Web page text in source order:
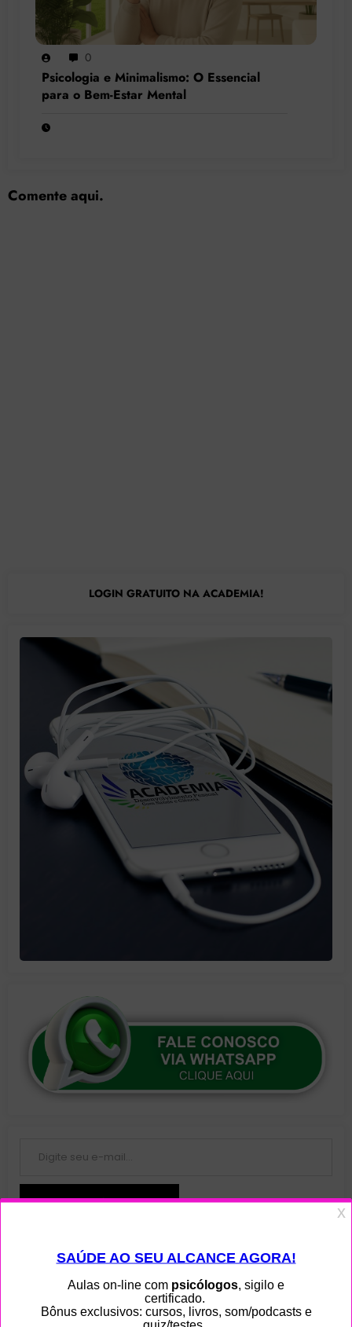
0
Psicologia e Minimalismo: O Essencial
para o Bem-Estar Mental
Comente aqui.
LOGIN GRATUITO NA ACADEMIA!
Assinar Newsletter Grátis!
Menu